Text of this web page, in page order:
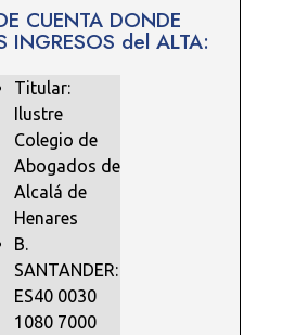
CUENTA DONDE
INGRESOS del ALTA:
Titular:
Ilustre
Colegio de
Abogados de
Alcalá de
Henares
B.
SANTANDER:
ES40 0030
1080 7000